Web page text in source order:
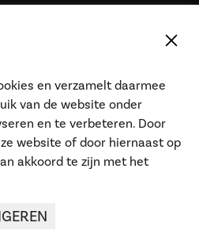
en verzamelt daarmee
van de website onder
en te verbeteren. Door
website of door hiernaast op
akkoord te zijn met het
Contactgegevens
070-3077970
reserveren@ganzenest.nl